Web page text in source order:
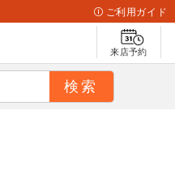
ご利用ガイド
来店予約